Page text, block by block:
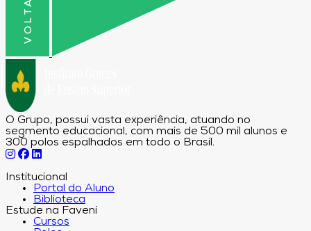
O Grupo, possui vasta experiência, atuando no
segmento educacional, com mais de 500 mil alunos e
300 polos espalhados em todo o Brasil.
Institucional
Portal do Aluno
Biblioteca
Estude na Faveni
Cursos